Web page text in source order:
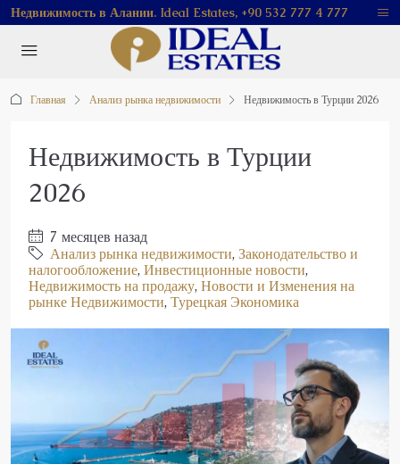
Недвижимость в Алании. Ideal Estates, +90 532 777 4 777
Главная Анализ рынка недвижимости Недвижимость в Турции 2026
Недвижимость в Турции
2026
7 месяцев назад
Анализ рынка недвижимости, Законодательство и
налогообложение, Инвестиционные новости,
Недвижимость на продажу, Новости и Изменения на
рынке Недвижимости, Турецкая Экономика